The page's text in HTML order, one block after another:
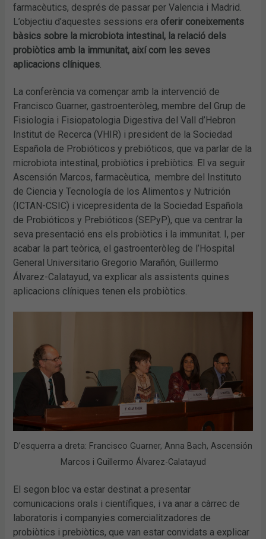
farmacèutics, després de passar per Valencia i Madrid.
L’objectiu d’aquestes sessions era oferir coneixements
bàsics sobre la microbiota intestinal, la relació dels
probiòtics amb la immunitat, així com les seves
aplicacions clíniques.
La conferència va començar amb la intervenció de
Francisco Guarner, gastroenteròleg, membre del Grup de
Fisiologia i Fisiopatologia Digestiva del Vall d’Hebron
Institut de Recerca (VHIR) i president de la Sociedad
Española de Probióticos y prebióticos, que va parlar de la
microbiota intestinal, probiòtics i prebiòtics. El va seguir
Ascensión Marcos, farmacèutica, membre del Instituto
de Ciencia y Tecnología de los Alimentos y Nutrición
(ICTAN-CSIC) i vicepresidenta de la Sociedad Española
de Probióticos y Prebióticos (SEPyP), que va centrar la
seva presentació ens els probiòtics i la immunitat. I, per
acabar la part teòrica, el gastroenteròleg de l’Hospital
General Universitario Gregorio Marañón, Guillermo
Álvarez-Calatayud, va explicar als assistents quines
aplicacions clíniques tenen els probiòtics.
D’esquerra a dreta: Francisco Guarner, Anna Bach, Ascensión
Marcos i Guillermo Álvarez-Calatayud
El segon bloc va estar destinat a presentar
comunicacions orals i científiques, i va anar a càrrec de
laboratoris i companyies comercialitzadores de
probiòtics i prebiòtics, que van estar convidats a explicar